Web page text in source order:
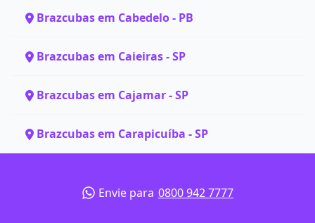
Brazcubas em Cabedelo - PB
Brazcubas em Caieiras - SP
Brazcubas em Cajamar - SP
Brazcubas em Carapicuíba - SP
Envie para 0800 942 7777